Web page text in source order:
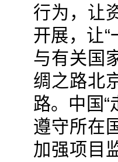
行为，让
开展，让
与有关国
绸之路北
路。中国
遵守所在
加强项目